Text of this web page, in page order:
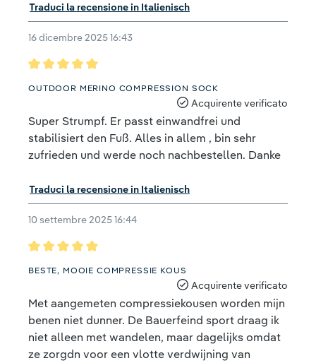
Traduci la recensione in Italienisch
16 dicembre 2025 16:43
Recensione con valutazione di 5 su 5 stelle
OUTDOOR MERINO COMPRESSION SOCK
Acquirente verificato
Super Strumpf. Er passt einwandfrei und
stabilisiert den Fuß. Alles in allem , bin sehr
zufrieden und werde noch nachbestellen. Danke
Traduci la recensione in Italienisch
10 settembre 2025 16:44
Recensione con valutazione di 5 su 5 stelle
BESTE, MOOIE COMPRESSIE KOUS
Acquirente verificato
Met aangemeten compressiekousen worden mijn
benen niet dunner. De Bauerfeind sport draag ik
niet alleen met wandelen, maar dagelijks omdat
ze zorgdn voor een vlotte verdwijning van